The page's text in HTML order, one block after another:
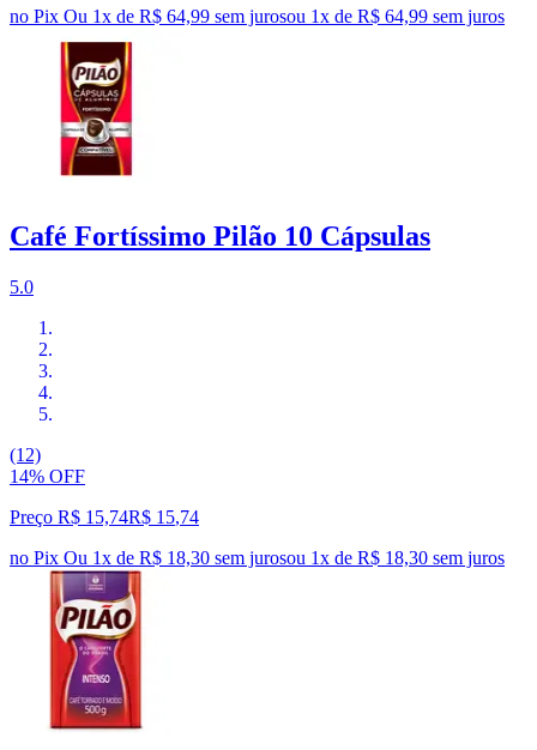
no Pix Ou 1x de R$ 64,99 sem jurosou 1x de R$ 64,99 sem juros
Café Fortíssimo Pilão 10 Cápsulas
5.0
(12)
14% OFF
Preço R$ 15,74R$ 15,74
no Pix Ou 1x de R$ 18,30 sem jurosou 1x de R$ 18,30 sem juros